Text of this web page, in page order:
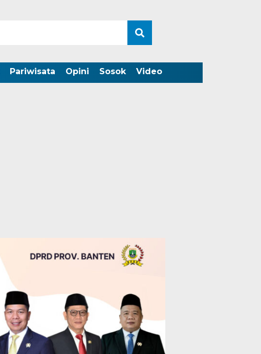
Pariwisata Opini Sosok Video